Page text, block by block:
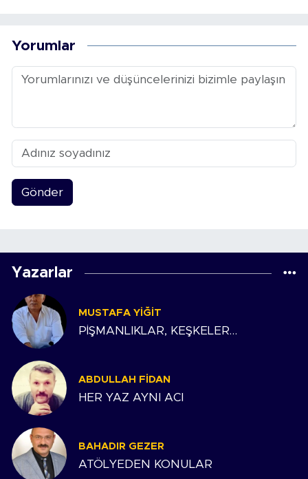
Yorumlar
Gönder
Yazarlar
MUSTAFA YIĞIT
PİŞMANLIKLAR, KEŞKELER…
ABDULLAH FIDAN
HER YAZ AYNI ACI
BAHADIR GEZER
ATÖLYEDEN KONULAR